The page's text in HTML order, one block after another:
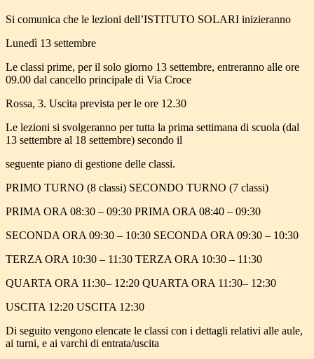
Si comunica che le lezioni dell’ISTITUTO SOLARI inizieranno
Lunedì 13 settembre
Le classi prime, per il solo giorno 13 settembre, entreranno alle ore
09.00 dal cancello principale di Via Croce
Rossa, 3. Uscita prevista per le ore 12.30
Le lezioni si svolgeranno per tutta la prima settimana di scuola (dal
13 settembre al 18 settembre) secondo il
seguente piano di gestione delle classi.
PRIMO TURNO (8 classi) SECONDO TURNO (7 classi)
PRIMA ORA 08:30 – 09:30 PRIMA ORA 08:40 – 09:30
SECONDA ORA 09:30 – 10:30 SECONDA ORA 09:30 – 10:30
TERZA ORA 10:30 – 11:30 TERZA ORA 10:30 – 11:30
QUARTA ORA 11:30– 12:20 QUARTA ORA 11:30– 12:30
USCITA 12:20 USCITA 12:30
Di seguito vengono elencate le classi con i dettagli relativi alle aule,
ai turni, e ai varchi di entrata/uscita